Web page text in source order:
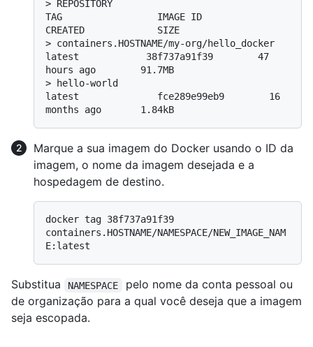
>
REPOSITORY
TAG                 IMAGE ID
CREATED             SIZE
> containers.HOSTNAME/my-org/hello_docker
latest            38f737a91f39        47
hours ago        91.7MB
>
hello-world
latest              fce289e99eb9        16
months ago       1.84kB
Marque a sua imagem do Docker usando o ID da
imagem, o nome da imagem desejada e a
hospedagem de destino.
docker tag 38f737a91f39
containers.HOSTNAME/NAMESPACE/NEW_IMAGE_NAM
Substitua NAMESPACE
pelo nome da conta pessoal ou
de organização para a qual você deseja que a imagem
seja escopada.